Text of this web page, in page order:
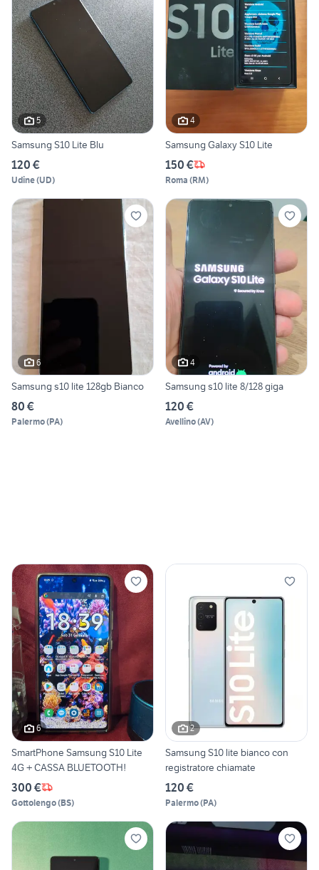
5
Samsung S10 Lite Blu
120 €
Udine(UD)
4
Samsung Galaxy S10 Lite
150 €
Roma (RM)
6
Samsung s10 lite 128gb Bianco
80 €
Palermo(PA)
4
Samsung s10 lite 8/128 giga
120 €
Avellino(AV)
6
SmartPhone Samsung S10 Lite
4G + CASSA BLUETOOTH!
300 €
Gottolengo(BS)
2
Samsung S10 lite bianco con
registratore chiamate
120 €
Palermo(PA)